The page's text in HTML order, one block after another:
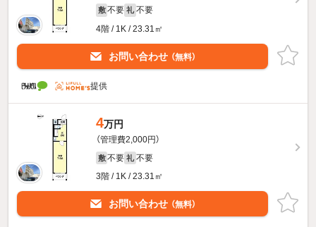
敷 不要 礼 不要
4階 / 1K / 23.31㎡
お問い合わせ （無料）
提供
4万円
（管理費2,000円）
敷 不要 礼 不要
3階 / 1K / 23.31㎡
お問い合わせ （無料）